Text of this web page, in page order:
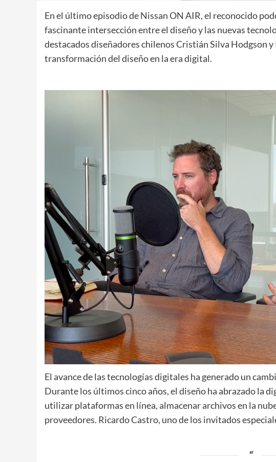
En el último episodio de Nissan ON AIR, el reconocido
fascinante intersección entre el diseño y las nuevas
destacados diseñadores chilenos Cristián Silva Hodgson
transformación del diseño en la era digital.
El avance de las tecnologías digitales ha generado un
Durante los últimos cinco años, el diseño ha abrazado la
utilizar plataformas en línea, almacenar archivos en la
proveedores. Ricardo Castro, uno de los invitados